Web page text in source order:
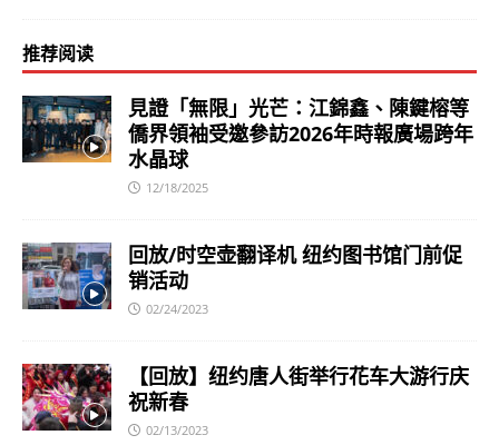
推荐阅读
見證「無限」光芒：江錦鑫、陳鍵榕等
僑界領袖受邀參訪2026年時報廣場跨年
水晶球
12/18/2025
回放/时空壶翻译机 纽约图书馆门前促
销活动
02/24/2023
【回放】纽约唐人街举行花车大游行庆
祝新春
02/13/2023